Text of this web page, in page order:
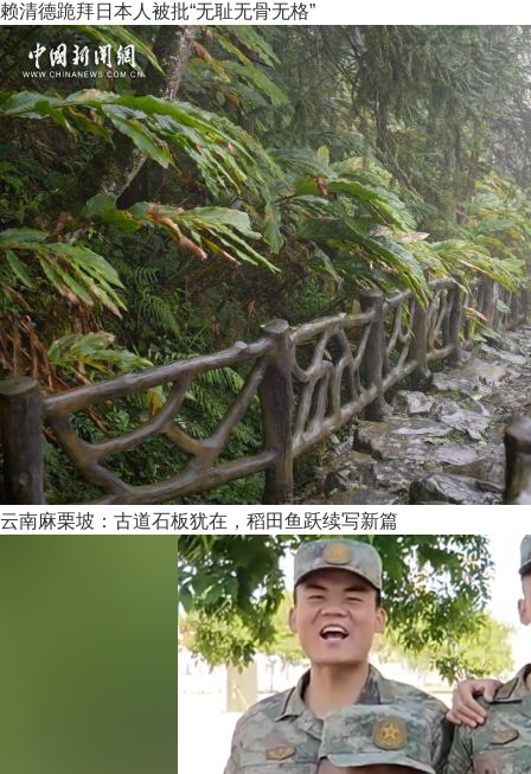
赖清德跪拜日本人被批“无耻无骨无格”
云南麻栗坡：古道石板犹在，稻田鱼跃续写新篇